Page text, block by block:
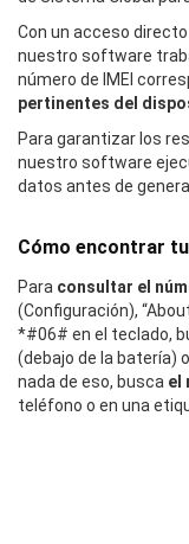
Con un acceso
nuestro software
número de IMEI
pertinentes del
Para garantizar los
nuestro software
datos antes de
Cómo encontrar tu
Para consultar el
(Configuración),
*#06# en el teclado,
(debajo de la batería)
nada de eso, busca el
teléfono o en una